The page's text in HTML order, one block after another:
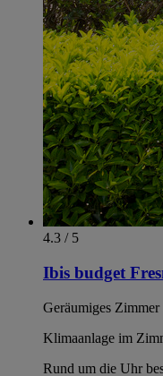
4.3 / 5
Ibis budget
Geräumiges
Klimaanlage im
Rund um die Uhr